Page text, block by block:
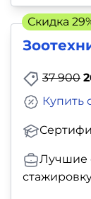
37 900
Купить
Лучшие
Скидка
Тесты